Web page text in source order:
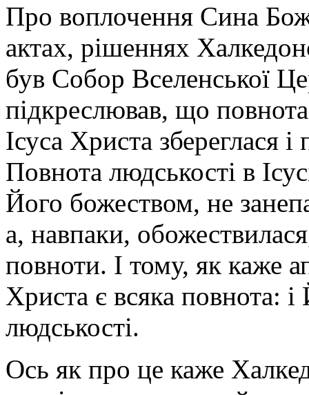
Про воплочення Сина
актах, рішеннях
був Собор Вселенської
підкреслював, що
Ісуса Христа збереглася
Повнота людськості в
Його божеством, не
а, навпаки,
повноти. І тому, як каже
Христа є всяка повнота:
людськості.
Ось як про це каже